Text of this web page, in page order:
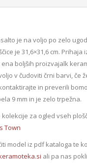
je na voljo po zelo
je 31,6×31,6 cm. Prihaja
boljših proizvajalk
v čudoviti črni barvi, če
in preverili
9 mm in je zelo trpežna.
za ogled vseh
Town
model iz pdf kataloga te
ali pa nas